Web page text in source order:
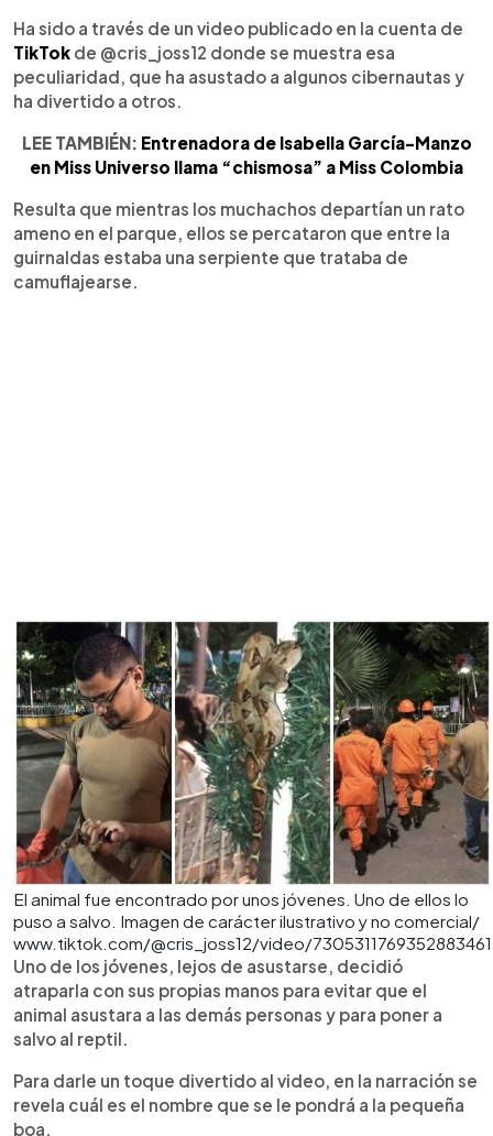
Ha sido a través de un video publicado en la cuenta de
TikTok de @cris_joss12 donde se muestra esa
peculiaridad, que ha asustado a algunos cibernautas y
ha divertido a otros.
LEE TAMBIÉN: Entrenadora de Isabella García-Manzo
en Miss Universo llama “chismosa” a Miss Colombia
Resulta que mientras los muchachos departían un rato
ameno en el parque, ellos se percataron que entre la
guirnaldas estaba una serpiente que trataba de
camuflajearse.
El animal fue encontrado por unos jóvenes. Uno de ellos lo
puso a salvo. Imagen de carácter ilustrativo y no comercial/
www.tiktok.com/@cris_joss12/video/7305311769352883461
Uno de los jóvenes, lejos de asustarse, decidió
atraparla con sus propias manos para evitar que el
animal asustara a las demás personas y para poner a
salvo al reptil.
Para darle un toque divertido al video, en la narración se
revela cuál es el nombre que se le pondrá a la pequeña
boa.